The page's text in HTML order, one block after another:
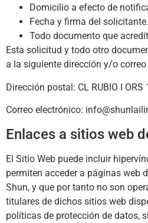
Domicilio a efecto de
Fecha y firma del solicitante.
Todo documento que
Esta solicitud y todo otro
a la siguiente dirección y/o
Dirección postal: CL RUBIO I ORS
Correo electrónico:
Enlaces a sitios web
El Sitio Web puede incluir
permiten acceder a páginas web
Shun, y que por tanto no son
titulares de dichos sitios web
políticas de protección de datos,